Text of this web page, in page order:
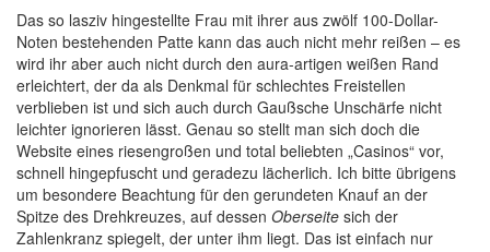
Das so lasziv hingestellte Frau mit ihrer aus zwölf 100-Dollar-
Noten bestehenden Patte kann das auch nicht mehr reißen – es
wird ihr aber auch nicht durch den aura-artigen weißen Rand
erleichtert, der da als Denkmal für schlechtes Freistellen
verblieben ist und sich auch durch Gaußsche Unschärfe nicht
leichter ignorieren lässt. Genau so stellt man sich doch die
Website eines riesengroßen und total beliebten „Casinos“ vor,
schnell hingepfuscht und geradezu lächerlich. Ich bitte übrigens
um besondere Beachtung für den gerundeten Knauf an der
Spitze des Drehkreuzes, auf dessen Oberseite sich der
Zahlenkranz spiegelt, der unter ihm liegt. Das ist einfach nur